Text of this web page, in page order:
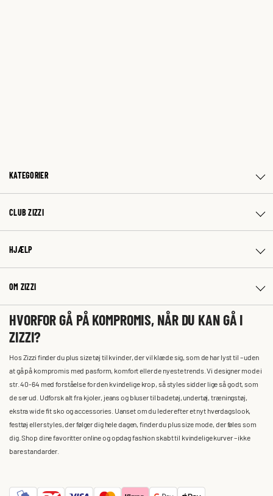
KATEGORIER
CLUB ZIZZI
HJÆLP
OM ZIZZI
HVORFOR GÅ PÅ KOMPROMIS, NÅR DU KAN GÅ I
ZIZZI?
Hos Zizzi finder du plus size tøj til kvinder, der vil klæde sig, som de har lyst til – uden
at gå på kompromis med pasform, komfort eller de nyeste trends. Vi designer mode i
str. 40-64 med forståelse for den kvindelige krop, så styles sidder lige så godt, som
de ser ud. Udforsk alt fra kjoler, jeans og bluser til badetøj, undertøj, træningstøj,
ekstra wide fit sko og accessories. Uanset om du leder efter et nyt hverdagslook,
festtøj eller styles, der følger dig hele dagen, finder du plus size mode, der føles som
dig. Shop dine favoritter online og opdag fashion skabt til kvindelige kurver – ikke
bare standarder.